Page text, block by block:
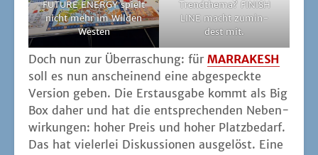
FUTURE ENERGY spielt
nicht mehr im Wil­den
Westen
Trend­the­ma? FINISH
LINE macht zumin­
dest mit.
Doch nun zur Über­ra­schung: für MARRAKESH
soll es nun anschei­nend eine abge­speck­te
Ver­si­on geben. Die Erst­aus­ga­be kommt als Big
Box daher und hat die ent­spre­chen­den Neben­
wir­kun­gen: hoher Preis und hoher Platz­be­darf.
Das hat vie­ler­lei Dis­kus­sio­nen aus­ge­löst. Eine